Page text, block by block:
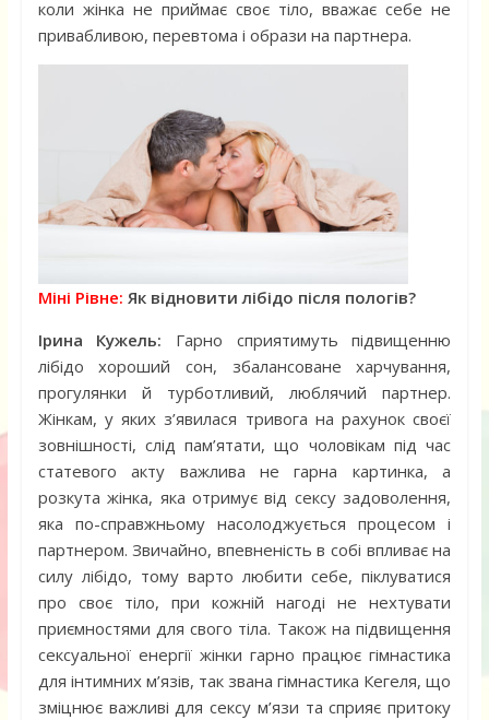
коли жінка не приймає своє тіло, вважає себе не
привабливою, перевтома і образи на партнера.
Міні Рівне: Як відновити лібідо після пологів?
Ірина Кужель: Гарно сприятимуть підвищенню
лібідо хороший сон, збалансоване харчування,
прогулянки й турботливий, люблячий партнер.
Жінкам, у яких з’явилася тривога на рахунок своєї
зовнішності, слід пам’ятати, що чоловікам під час
статевого акту важлива не гарна картинка, а
розкута жінка, яка отримує від сексу задоволення,
яка по-справжньому насолоджується процесом і
партнером. Звичайно, впевненість в собі впливає на
силу лібідо, тому варто любити себе, піклуватися
про своє тіло, при кожній нагоді не нехтувати
приємностями для свого тіла. Також на підвищення
сексуальної енергії жінки гарно працює гімнастика
для інтимних м’язів, так звана гімнастика Кегеля, що
зміцнює важливі для сексу м’язи та сприяє притоку